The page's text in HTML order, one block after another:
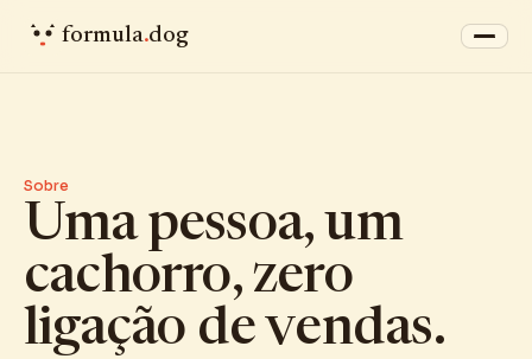
formula.dog
Sobre
Uma pessoa, um
cachorro, zero
ligação de vendas.